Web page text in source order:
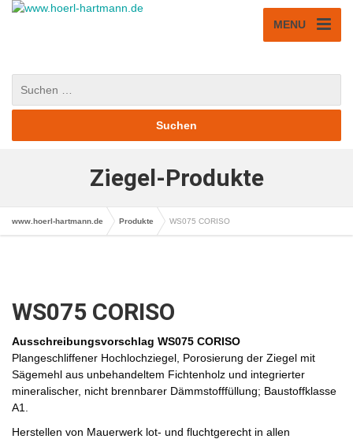
MENU
Ziegel-Produkte
www.hoerl-hartmann.de Produkte WS075 CORISO
WS075 CORISO
Ausschreibungsvorschlag WS075 CORISO
Plangeschliffener Hochlochziegel, Porosierung der Ziegel mit
Sägemehl aus unbehandeltem Fichtenholz und integrierter
mineralischer, nicht brennbarer Dämmstofffüllung; Baustoffklasse
A1.
Herstellen von Mauerwerk lot- und fluchtgerecht in allen